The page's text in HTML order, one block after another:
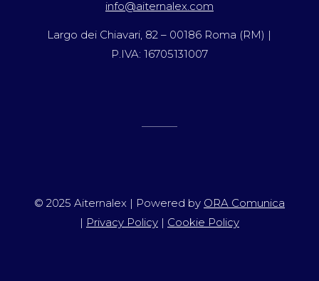
info@aiternalex.com
Largo dei Chiavari, 82 – 00186 Roma (RM) |
P.IVA: 16705131007
© 2025 Aiternalex | Powered by ORA Comunica
| Privacy Policy| Cookie Policy